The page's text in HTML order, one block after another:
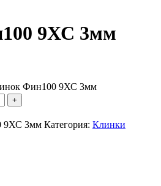
9ХС 3мм
Фин100 9ХС 3мм
9ХС 3мм Категория: Клинки